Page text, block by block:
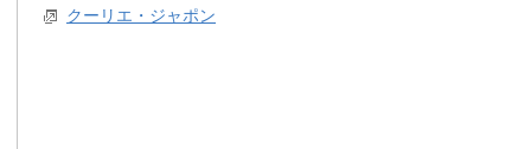
クーリエ・ジャポン